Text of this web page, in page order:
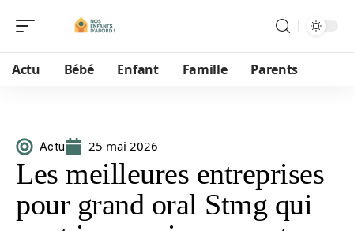
Actu Bébé Enfant Famille Parents
Actu 25 mai 2026
Les meilleures entreprises
pour grand oral Stmg qui